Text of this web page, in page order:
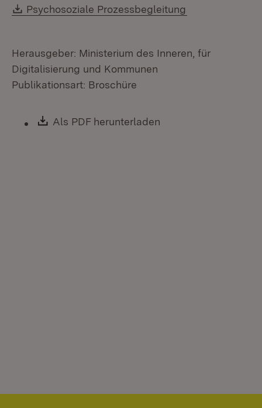
Download:
Psychosoziale Prozessbegleitung
Herausgeber: Ministerium des Inneren, für
Digitalisierung und Kommunen
Publikationsart: Broschüre
Download:
Als PDF herunterladen